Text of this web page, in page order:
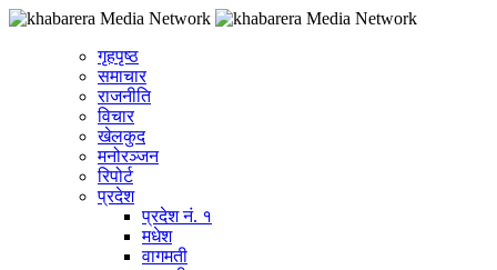
गृहपृष्ठ
समाचार
राजनीति
विचार
खेलकुद
मनोरञ्जन
रिपोर्ट
प्रदेश
प्रदेश नं. १
मधेश
वागमती